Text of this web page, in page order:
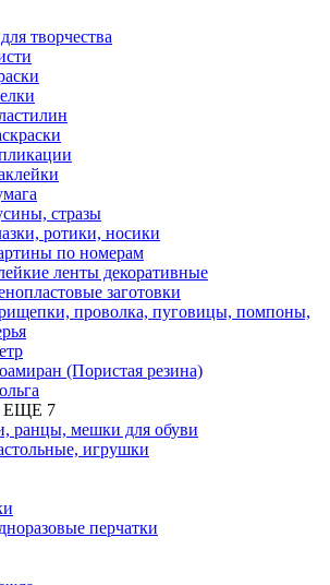
творчества
стразы
ротики, носики
по номерам
ленты декоративные
заготовки
проволка, пуговицы, помпоны,
(Пористая резина)
7
ранцы, мешки для обуви
игрушки
перчатки